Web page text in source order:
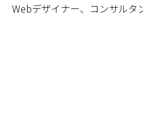
Webデザイナー、コンサルタ